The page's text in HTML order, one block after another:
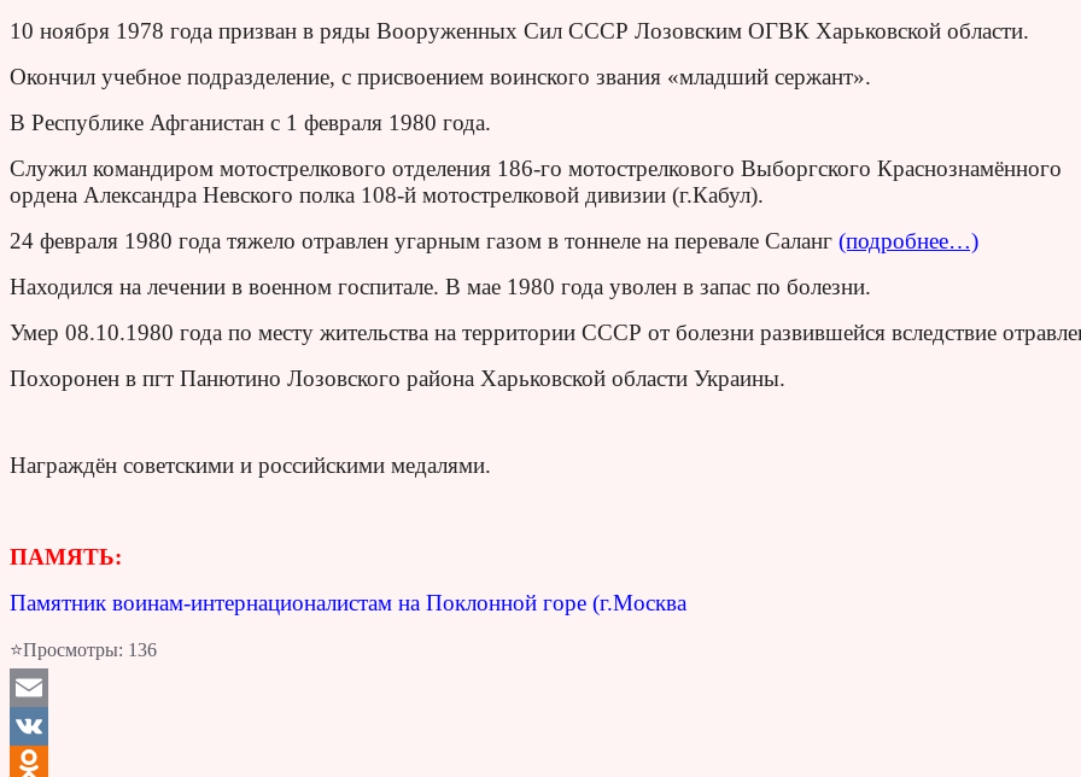
10 ноября 1978 года призван в ряды Вооруженных Сил СССР Лозовским ОГВК Харьковской области.
Окончил учебное подразделение, с присвоением воинского звания «младший сержант».
В Республике Афганистан с 1 февраля 1980 года.
Служил командиром мотострелкового отделения 186-го мотострелкового Выборгского Краснознамённого
ордена Александра Невского полка 108-й мотострелковой дивизии (г.Кабул).
24 февраля 1980 года тяжело отравлен угарным газом в тоннеле на перевале Саланг (подробнее…)
Находился на лечении в военном госпитале. В мае 1980 года уволен в запас по болезни.
Умер 08.10.1980 года по месту жительства на территории СССР от болезни развившейся вследствие
Похоронен в пгт Панютино Лозовского района Харьковской области Украины.
Награждён советскими и российскими медалями.
ПАМЯТЬ:
Памятник воинам-интернационалистам на Поклонной горе (г.Москва
⭐Просмотры: 136
Email
VK